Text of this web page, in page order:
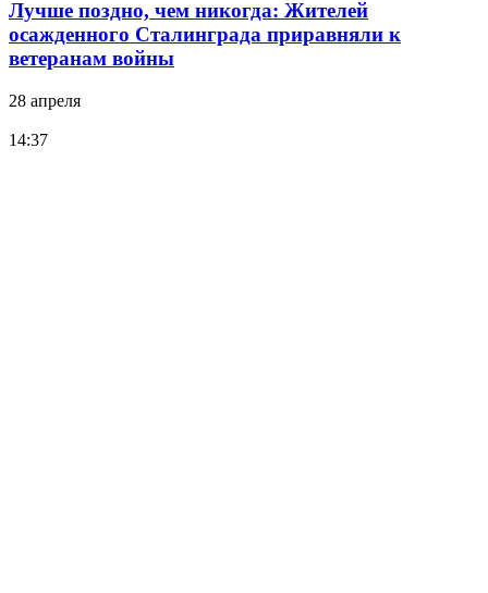
Лучше поздно, чем никогда: Жителей
осажденного Сталинграда приравняли к
ветеранам войны
28 апреля
14:37